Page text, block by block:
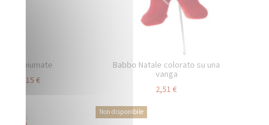
Piume piumate
2,15 €
Babbo Natale colorato su una
vanga
2,51 €
Non disponibile